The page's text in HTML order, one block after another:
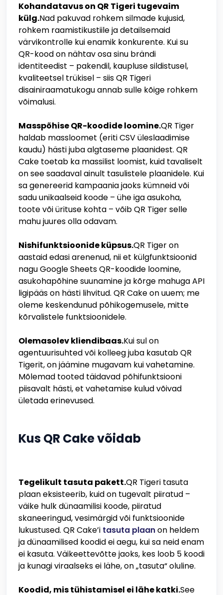
Kohandatavus on QR Tigeri tugevaim
külg.Nad pakuvad rohkem silmade kujusid,
rohkem raamistikustiile ja detailsemaid
värvikontrolle kui enamik konkurente. Kui su
QR-kood on nähtav osa sinu brändi
identiteedist – pakendil, kaupluse sildistusel,
kvaliteetsel trükisel – siis QR Tigeri
disainiraamatukogu annab sulle kõige rohkem
võimalusi.
Masspõhise QR-koodide loomine.QR Tiger
haldab massloomet (eriti CSV üleslaadimise
kaudu) hästi juba algtaseme plaanidest. QR
Cake toetab ka massilist loomist, kuid tavaliselt
on see saadaval ainult tasulistele plaanidele. Kui
sa genereerid kampaania jaoks kümneid või
sadu unikaalseid koode – ühe iga asukoha,
toote või ürituse kohta – võib QR Tiger selle
mahu juures olla odavam.
Nishifunktsioonide küpsus.QR Tiger on
aastaid edasi arenenud, nii et külgfunktsioonid
nagu Google Sheets QR-koodide loomine,
asukohapõhine suunamine ja kõrge mahuga API
ligipääs on hästi lihvitud. QR Cake on uuem; me
oleme keskendunud põhikogemusele, mitte
kõrvalistele funktsioonidele.
Olemasolev kliendibaas.Kui sul on
agentuurisuhted või kolleeg juba kasutab QR
Tigerit, on jäämine mugavam kui vahetamine.
Mõlemad tooted täidavad põhifunktsiooni
piisavalt hästi, et vahetamise kulud võivad
ületada erinevused.
Kus QR Cake võidab
Tegelikult tasuta pakett.QR Tigeri tasuta
plaan eksisteerib, kuid on tugevalt piiratud –
väike hulk dünaamilisi koode, piiratud
skaneeringud, vesimärgid või funktsioonide
lukustused. QR Cake’i tasuta plaanon heldem
ja dünaamilised koodid ei aegu, kui sa neid enam
ei kasuta. Väikeettevõtte jaoks, kes loob 5 koodi
ja kunagi viraalseks ei lähe, on „tasuta“ oluline.
Koodid, mis tühistamisel ei lähe katki.See